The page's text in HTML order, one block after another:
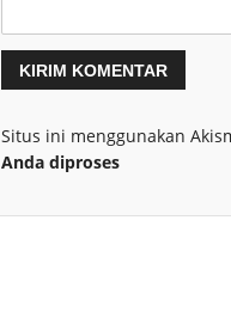
Situs ini menggunakan
Anda diproses